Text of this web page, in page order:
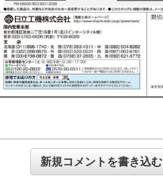
新規コメントを書き込む